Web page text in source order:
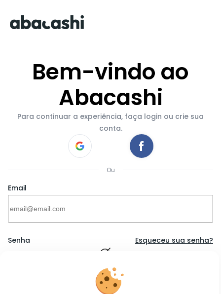
Bem-vindo ao
Abacashi
Para continuar a experiência, faça login ou crie sua
conta.
Ou
Email
Senha Esqueceu sua senha?